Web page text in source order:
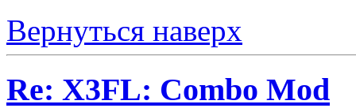
Вернуться наверх
Re: X3FL: Combo Mod